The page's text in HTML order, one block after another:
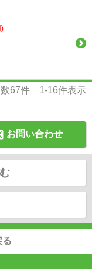
)
67件 1-16件表示
お問い合わせ
る